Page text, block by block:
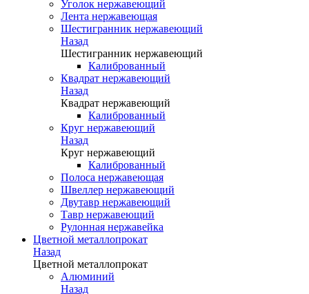
Уголок нержавеющий
Лента нержавеющая
Шестигранник нержавеющий
Назад
Шестигранник нержавеющий
Калиброванный
Квадрат нержавеющий
Назад
Квадрат нержавеющий
Калиброванный
Круг нержавеющий
Назад
Круг нержавеющий
Калиброванный
Полоса нержавеющая
Швеллер нержавеющий
Двутавр нержавеющий
Тавр нержавеющий
Рулонная нержавейка
Цветной металлопрокат
Назад
Цветной металлопрокат
Алюминий
Назад